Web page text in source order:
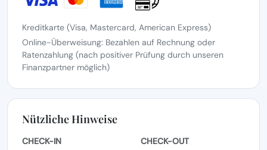
Kreditkarte (Visa, Mastercard, American Express)
Online-Überweisung: Bezahlen auf Rechnung oder
Ratenzahlung (nach positiver Prüfung durch unseren
Finanzpartner möglich)
Nützliche Hinweise
CHECK-IN CHECK-OUT